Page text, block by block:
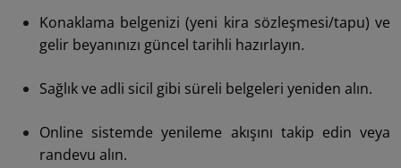
Konaklama belgenizi (yeni kira sözleşmesi/tapu) ve
gelir beyanınızı güncel tarihli hazırlayın.
Sağlık ve adli sicil gibi süreli belgeleri yeniden alın.
Online sistemde yenileme akışını takip edin veya
randevu alın.